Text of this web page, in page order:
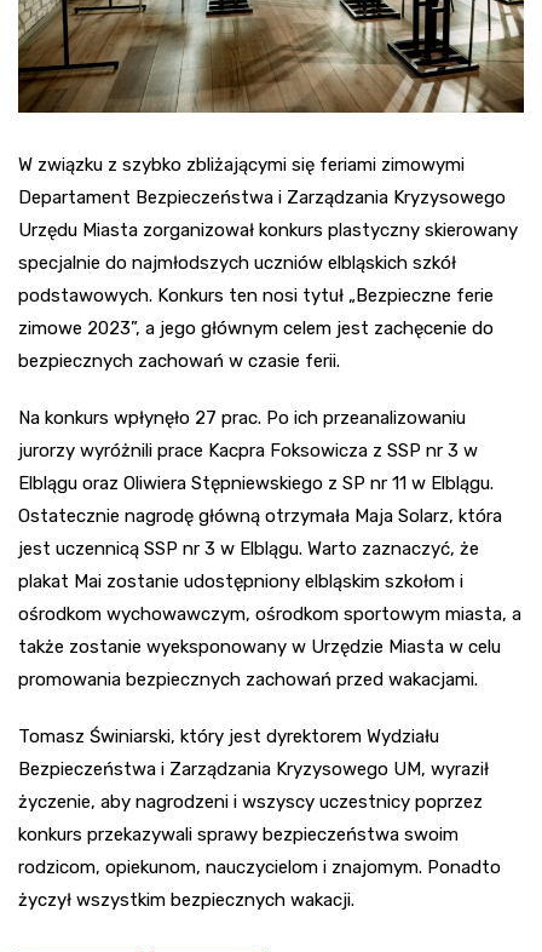
W związku z szybko zbliżającymi się feriami zimowymi
Departament Bezpieczeństwa i Zarządzania Kryzysowego
Urzędu Miasta zorganizował konkurs plastyczny skierowany
specjalnie do najmłodszych uczniów elbląskich szkół
podstawowych. Konkurs ten nosi tytuł „Bezpieczne ferie
zimowe 2023”, a jego głównym celem jest zachęcenie do
bezpiecznych zachowań w czasie ferii.
Na konkurs wpłynęło 27 prac. Po ich przeanalizowaniu
jurorzy wyróżnili prace Kacpra Foksowicza z SSP nr 3 w
Elblągu oraz Oliwiera Stępniewskiego z SP nr 11 w Elblągu.
Ostatecznie nagrodę główną otrzymała Maja Solarz, która
jest uczennicą SSP nr 3 w Elblągu. Warto zaznaczyć, że
plakat Mai zostanie udostępniony elbląskim szkołom i
ośrodkom wychowawczym, ośrodkom sportowym miasta, a
także zostanie wyeksponowany w Urzędzie Miasta w celu
promowania bezpiecznych zachowań przed wakacjami.
Tomasz Świniarski, który jest dyrektorem Wydziału
Bezpieczeństwa i Zarządzania Kryzysowego UM, wyraził
życzenie, aby nagrodzeni i wszyscy uczestnicy poprzez
konkurs przekazywali sprawy bezpieczeństwa swoim
rodzicom, opiekunom, nauczycielom i znajomym. Ponadto
życzył wszystkim bezpiecznych wakacji.